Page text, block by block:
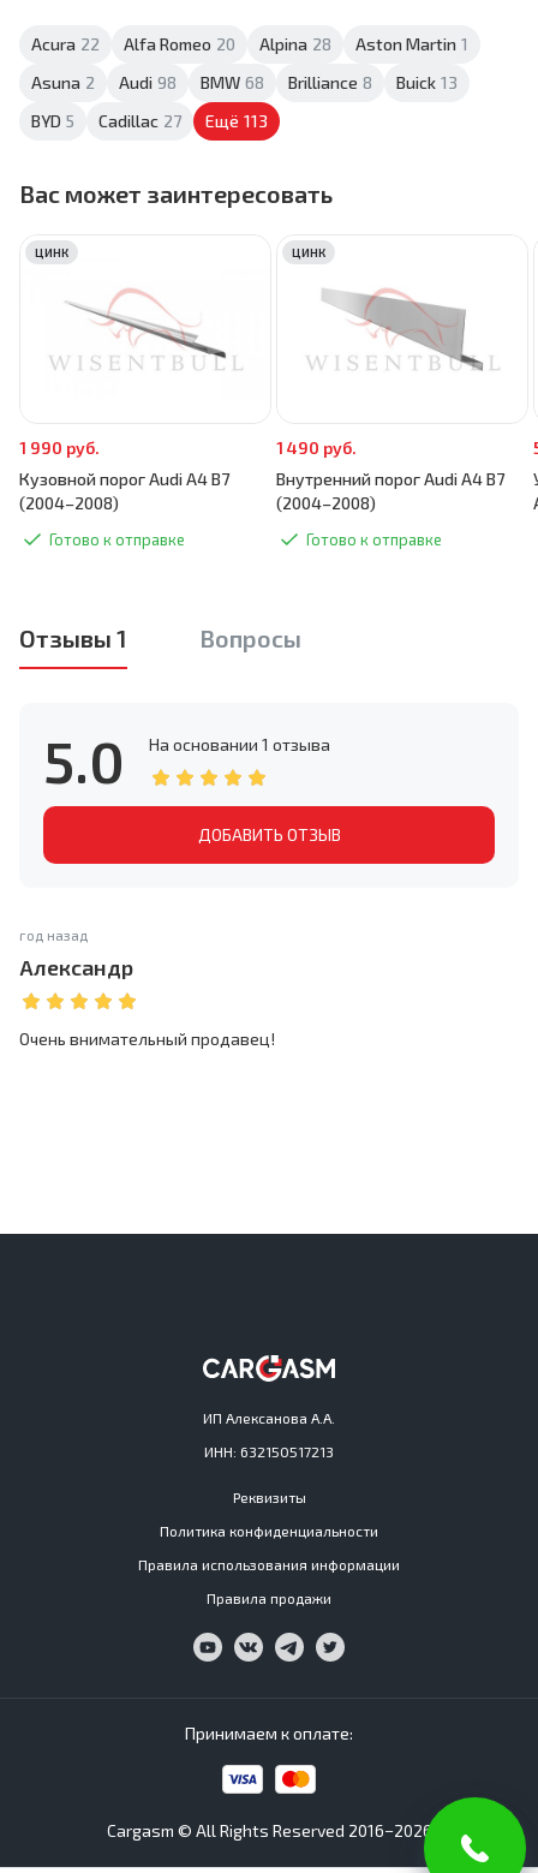
Acura 22 Alfa Romeo 20 Alpina 28 Aston Martin 1
Asuna 2 Audi 98 BMW 68 Brilliance 8 Buick 13
BYD 5 Cadillac 27 Ещё 113
Вас может заинтересовать
1 990 руб.
Кузовной порог Audi A4 B7
(2004–2008)
Готово к отправке
ЦИНК
1 490 руб.
Внутренний порог Audi A4 B7
(2004–2008)
Готово к отправке
ЦИНК
Отзывы 1 Вопросы
5.0 На основании 1 отзыва
ДОБАВИТЬ ОТЗЫВ
год назад
Александр
Очень внимательный продавец!
ИП Алексанова А.А.
ИНН: 632150517213
Реквизиты
Политика конфиденциальности
Правила использования информации
Правила продажи
Cargasm © All Rights Reserved 2016−2026
Принимаем к оплате: